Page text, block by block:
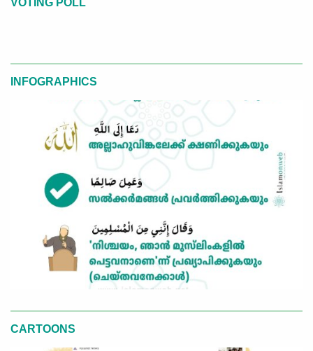
VOTING POLL
INFOGRAPHICS
CARTOONS